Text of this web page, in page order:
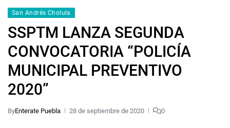
San Andrés Cholula
SSPTM LANZA SEGUNDA
CONVOCATORIA “POLICÍA
MUNICIPAL PREVENTIVO
2020”
ByEnterate Puebla 28 de septiembre de 2020 0